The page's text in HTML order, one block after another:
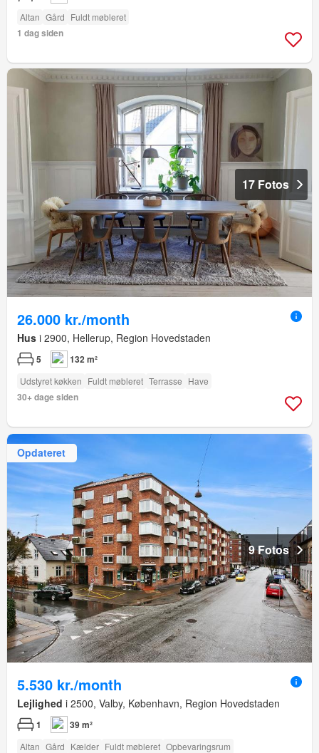
Altan Gård Fuldt møbleret
1 dag siden
17 Fotos
26.000 kr./month
Hus i 2900, Hellerup, Region Hovedstaden
5 132 m²
Udstyret køkken Fuldt møbleret Terrasse Have
30+ dage siden
Opdateret
9 Fotos
5.530 kr./month
Lejlighed i 2500, Valby, København, Region Hovedstaden
1 39 m²
Altan Gård Kælder Fuldt møbleret Opbevaringsrum